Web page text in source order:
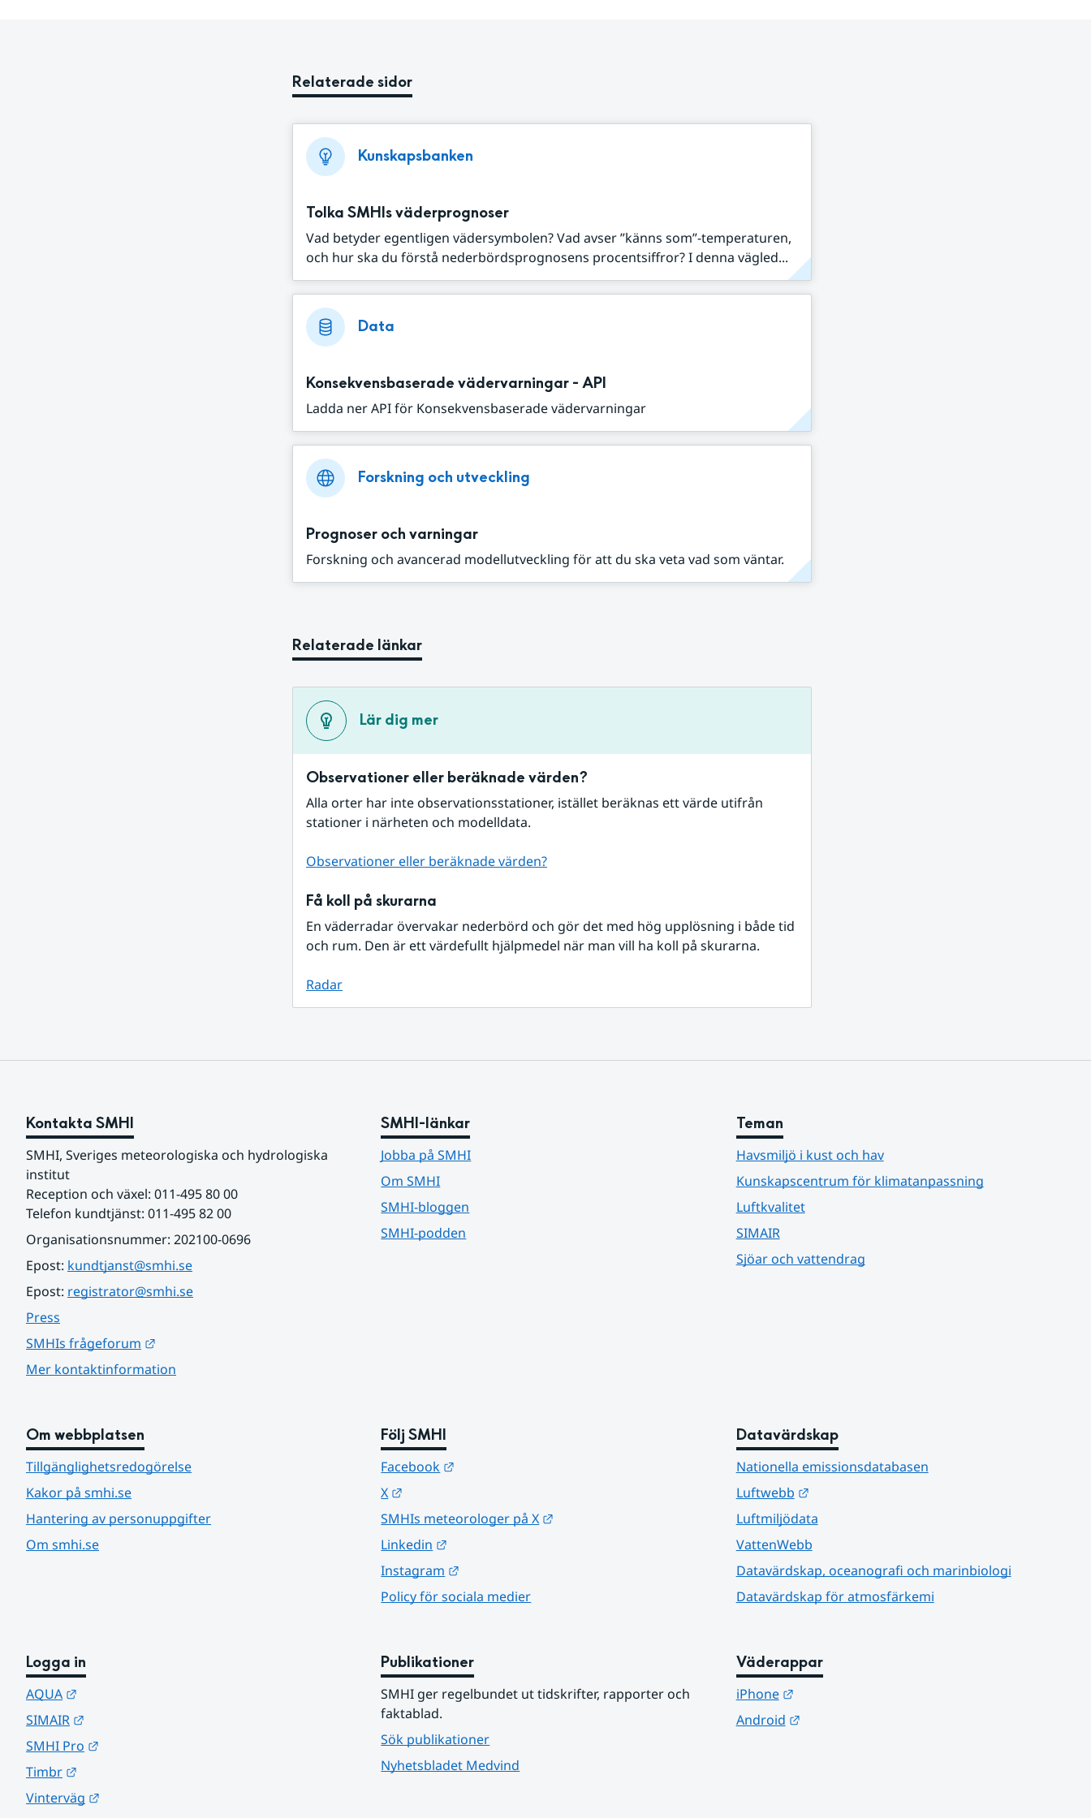
Relaterade sidor
Kunskapsbanken
Tolka SMHIs väderprognoser
Vad betyder egentligen vädersymbolen? Vad avser ”känns som”-temperaturen,
och hur ska du förstå nederbördsprognosens procentsiffror? I denna vägled...
Data
Konsekvensbaserade vädervarningar - API
Ladda ner API för Konsekvensbaserade vädervarningar
Forskning och utveckling
Prognoser och varningar
Forskning och avancerad modellutveckling för att du ska veta vad som väntar.
Relaterade länkar
Lär dig mer
Observationer eller beräknade värden?
Alla orter har inte observationsstationer, istället beräknas ett värde utifrån
stationer i närheten och modelldata.
Observationer eller beräknade värden?
Få koll på skurarna
En väderradar övervakar nederbörd och gör det med hög upplösning i både tid
och rum. Den är ett värdefullt hjälpmedel när man vill ha koll på skurarna.
Radar
Kontakta SMHI
SMHI, Sveriges meteorologiska och hydrologiska
institut
Reception och växel: 011-495 80 00
Telefon kundtjänst: 011-495 82 00
Organisationsnummer: 202100-0696
Epost: kundtjanst@smhi.se
Epost: registrator@smhi.se
Press
SMHIs frågeforum
Mer kontaktinformation
SMHI-länkar
Jobba på SMHI
Om SMHI
SMHI-bloggen
SMHI-podden
Teman
Havsmiljö i kust och hav
Kunskapscentrum för klimatanpassning
Luftkvalitet
SIMAIR
Sjöar och vattendrag
Om webbplatsen
Tillgänglighetsredogörelse
Kakor på smhi.se
Hantering av personuppgifter
Om smhi.se
Följ SMHI
Facebook
X
SMHIs meteorologer på X
Linkedin
Instagram
Policy för sociala medier
Datavärdskap
Nationella emissionsdatabasen
Luftwebb
Länk till annan webbplats.
Luftmiljödata
VattenWebb
Datavärdskap, oceanografi och marinbiologi
Datavärdskap för atmosfärkemi
Logga in
AQUA
SIMAIR
SMHI Pro
Timbr
Vinterväg
Publikationer
SMHI ger regelbundet ut tidskrifter, rapporter och
faktablad.
Sök publikationer
Nyhetsbladet Medvind
Väderappar
iPhone
Länk till annan webbplats.
Android
Länk till annan webbplats.